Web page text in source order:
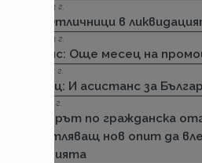
31.03.2023 г.
ДЗИ: Отличници в
31.03.2023 г.
Лев Инс: Още месец на
30.11.2022 г.
Армеец: И асистанс за
15.11.2022 г.
Стикерът по гражданска
впечатляващ нов опит да
историята